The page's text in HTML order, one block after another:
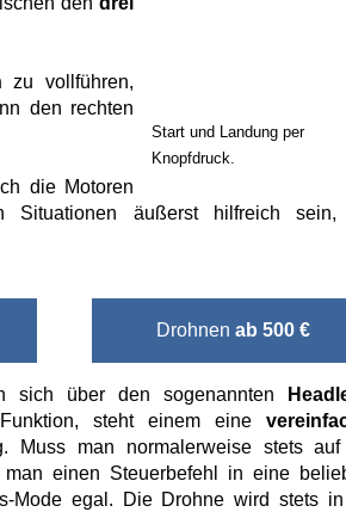
Start und Landung per
Knopfdruck.
zu vollführen,
den rechten
die Motoren
Situationen äußerst hilfreich sein,
Drohnen ab 500 €
sich über den sogenannten
steht einem eine
Muss man normalerweise stets
einen Steuerbefehl in eine
Mode egal. Die Drohne wird stets